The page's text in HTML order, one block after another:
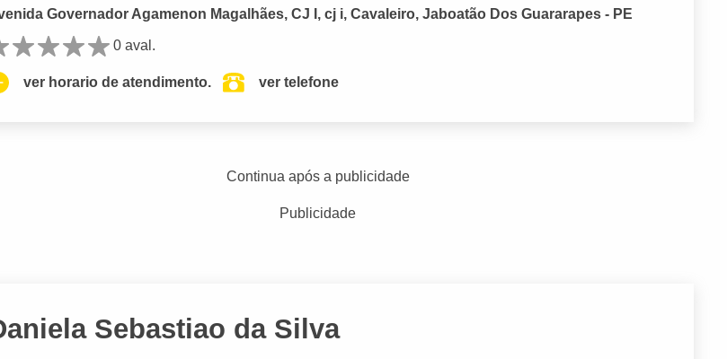
Governador Agamenon Magalhães, CJ I, cj i, Cavaleiro, Jaboatão Dos Guararapes - PE
0 aval.
ver horario de atendimento. ver telefone
Continua após a publicidade
Publicidade
Sebastiao da Silva